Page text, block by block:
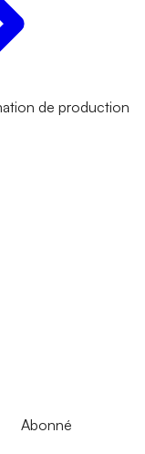
de production
Abonné